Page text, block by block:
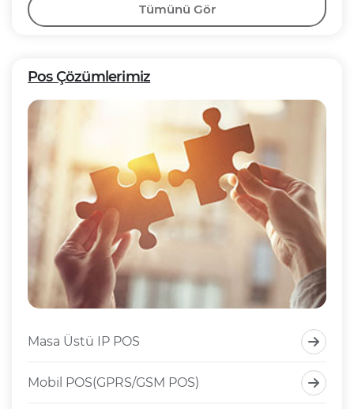
Tümünü Gör
Pos Çözümlerimiz
Masa Üstü IP POS
Mobil POS(GPRS/GSM POS)